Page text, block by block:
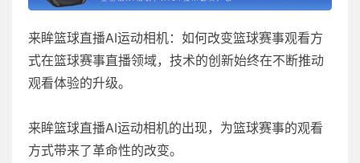
来眸篮球直播AI运动相机：如何改变篮球赛事观看方
式在篮球赛事直播领域，技术的创新始终在不断推动
观看体验的升级。
来眸篮球直播AI运动相机的出现，为篮球赛事的观看
方式带来了革命性的改变。